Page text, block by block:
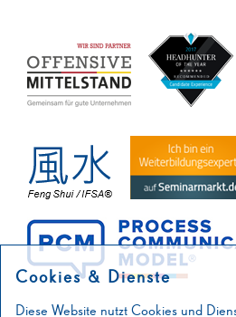
Cookies & Dienste
Diese Website nutzt Cookies und